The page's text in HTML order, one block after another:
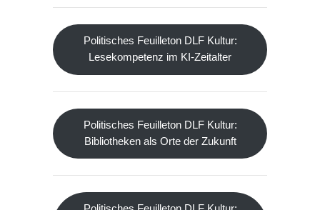
Politisches Feuilleton DLF Kultur:
Lesekompetenz im KI-Zeitalter
Politisches Feuilleton DLF Kultur:
Bibliotheken als Orte der Zukunft